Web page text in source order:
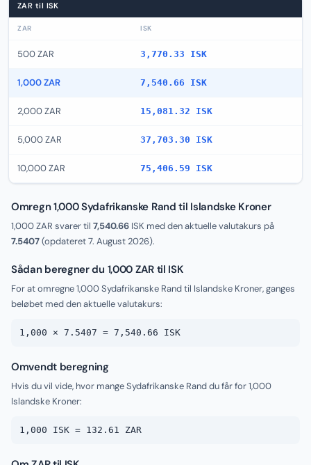
ZAR til ISK
ZAR ISK
500 ZAR 3,770.33 ISK
1,000 ZAR 7,540.66 ISK
2,000 ZAR 15,081.32 ISK
5,000 ZAR 37,703.30 ISK
10,000 ZAR 75,406.59 ISK
Omregn 1,000 Sydafrikanske Rand til Islandske Kroner
1,000 ZAR svarer til 7,540.66 ISK med den aktuelle valutakurs på
7.5407(opdateret7. August 2026).
Sådan beregner du 1,000 ZAR til ISK
For at omregne 1,000 Sydafrikanske Rand til Islandske Kroner, ganges
beløbet med den aktuelle valutakurs:
1,000 × 7.5407 = 7,540.66 ISK
Omvendt beregning
Hvis du vil vide, hvor mange Sydafrikanske Rand du får for 1,000
Islandske Kroner:
1,000 ISK = 132.61 ZAR